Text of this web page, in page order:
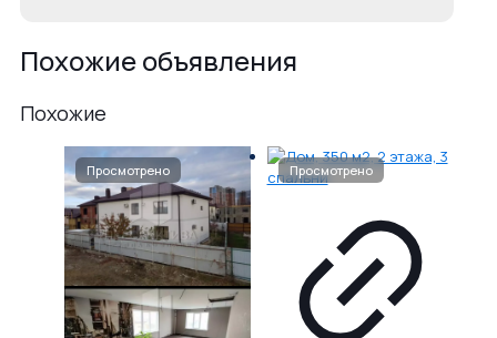
Похожие объявления
Похожие